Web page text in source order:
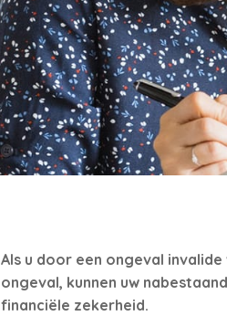
Als u door een ongeval
ongeval, kunnen uw
financiële zekerheid.